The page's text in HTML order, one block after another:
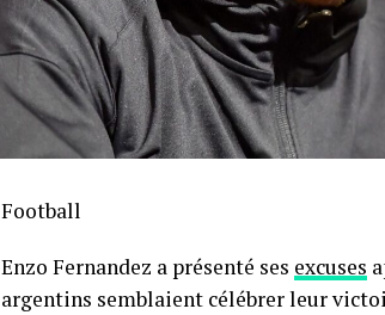
Football
Enzo Fernandez a présenté ses excuses
argentins semblaient célébrer leur